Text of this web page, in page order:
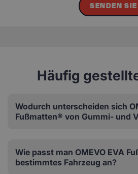
SENDEN SIE
Häufig
Wodurch unterscheiden sich
Fußmatten® von Gummi- und
Wie passt man OMEVO EVA
bestimmtes Fahrzeug an?